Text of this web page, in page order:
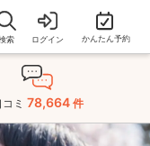
索 ログイン かんたん予約
ミ 78,664 件